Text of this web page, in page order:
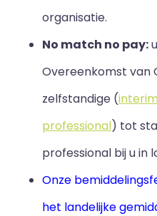
organisatie.
No match no pay:
Overeenkomst van
zelfstandige (
professional) tot
professional bij u in
Onze
het landelijke